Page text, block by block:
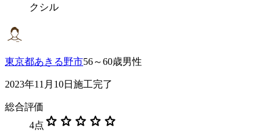
クシル
東京都あきる野市56～60歳男性
2023年11月10日施工完了
総合評価
4点 star star star star star